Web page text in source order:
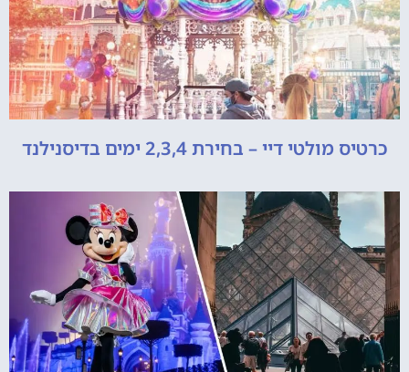
כרטיס מולטי דיי – בחירת 2,3,4 ימים בדיסנילנד